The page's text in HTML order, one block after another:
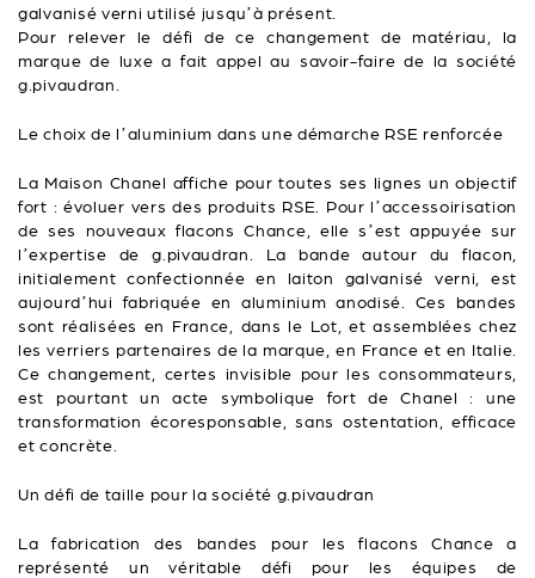
galvanisé verni utilisé jusqu’à présent.
Pour relever le défi de ce changement de matériau, la
marque de luxe a fait appel au savoir-faire de la société
g.pivaudran.
Le choix de l’aluminium dans une démarche RSE renforcée
La Maison Chanel affiche pour toutes ses lignes un objectif
fort : évoluer vers des produits RSE. Pour l’accessoirisation
de ses nouveaux flacons Chance, elle s’est appuyée sur
l’expertise de g.pivaudran. La bande autour du flacon,
initialement confectionnée en laiton galvanisé verni, est
aujourd’hui fabriquée en aluminium anodisé. Ces bandes
sont réalisées en France, dans le Lot, et assemblées chez
les verriers partenaires de la marque, en France et en Italie.
Ce changement, certes invisible pour les consommateurs,
est pourtant un acte symbolique fort de Chanel : une
transformation écoresponsable, sans ostentation, efficace
et concrète.
Un défi de taille pour la société g.pivaudran
La fabrication des bandes pour les flacons Chance a
représenté un véritable défi pour les équipes de